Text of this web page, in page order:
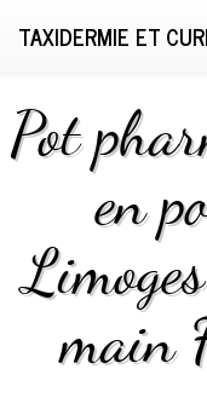
TAXIDERMIE ET
Pot
en
main